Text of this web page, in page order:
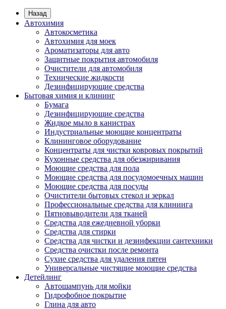
Назад
Автохимия
Автокосметика
Автохимия для моек
Ароматизаторы для авто
Защитные покрытия автомобиля
Очистители для автомобиля
Технические жидкости
Дезинфицирующие средства
Бытовая химия и клининг
Бумага
Дезинфицирующие средства
Жидкое мыло в канистрах
Индустриальные моющие концентраты
Клининговое оборудование
Концентраты для чистки ковровых покрытий
Кухонные средства для обезжиривания
Моющие средства для пола
Моющие средства для посудомоечных машин
Моющие средства для посуды
Очистители бытовых стекол и зеркал
Профессиональные средства для клининга
Пятновыводители для тканей
Средства для ежедневной уборки
Средства для стирки
Средства для чистки и дезинфекции сантехники
Средства очистки после ремонта
Сухие средства для удаления пятен
Универсальные чистящие моющие средства
Детейлинг
Автошампунь для мойки
Гидрофобное покрытие
Глина для авто